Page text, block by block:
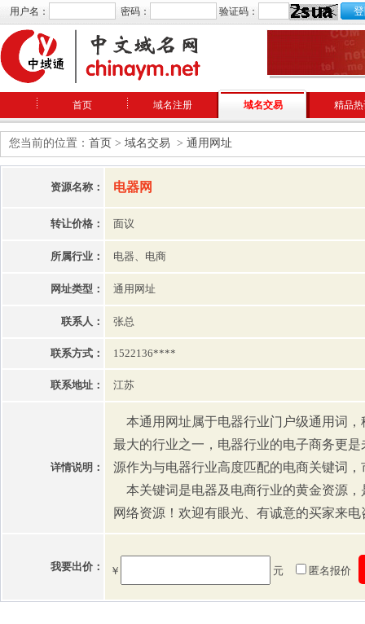
用户名： 密码： 验证码：
首页 域名注册 域名交易 精品
您当前的位置： 首页 > 域名交易 > 通用网址
资源名称： 电器网
转让价格： 面议
所属行业： 电器、电商
网址类型： 通用网址
联系人： 张总
联系方式： 1522136****
联系地址： 江苏
详情说明：
本通用网址属于电器行业门户级通用词，
最大的行业之一，电器行业的电子商务更
源作为与电器行业高度匹配的电商关键词
本关键词是电器及电商行业的黄金资源，
网络资源！欢迎有眼光、有诚意的买家来电
我要出价： ￥ 元 匿名报价